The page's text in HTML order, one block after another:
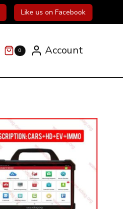
Like us on Facebook
0 Account